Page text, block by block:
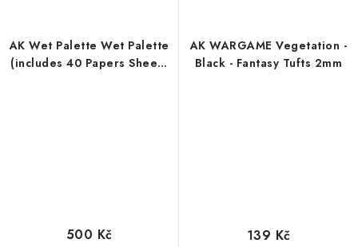
AK Wet Palette Wet Palette
(includes 40 Papers Sheets
500 Kč
AK WARGAME Vegetation -
Black - Fantasy Tufts 2mm
139 Kč